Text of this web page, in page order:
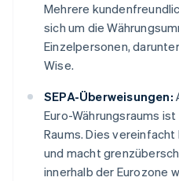
Mehrere
sich um die
Einzelpersonen,
Wise.
SEPA-Überweisungen:
Euro-Währungsraums
Raums. Dies
und macht
innerhalb der Eurozone